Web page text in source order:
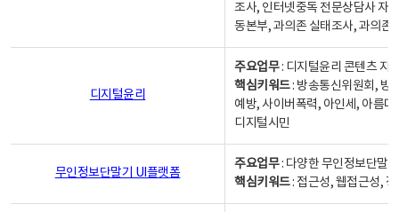
조사, 인터넷중독 전문상담사 자
동본부, 과의존 실태조사, 과의존
디지털윤리
주요업무: 디지털윤리 콘텐츠 지
핵심키워드: 방송통신위원회, 방
예방, 사이버폭력, 아인세, 아름
디지털시민
무인정보단말기 UI플랫폼
주요업무: 다양한 무인정보단말
핵심키워드: 접근성, 웹접근성,